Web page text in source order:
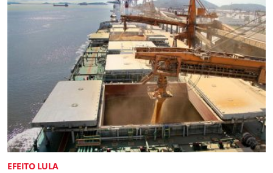
EFEITO LULA